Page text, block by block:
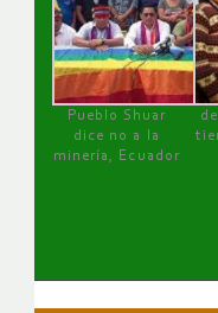
Pueblo Shuar
dice no a la
minería, Ecuador